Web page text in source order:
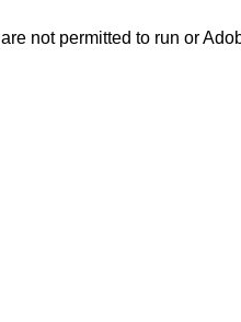
not permitted to run or